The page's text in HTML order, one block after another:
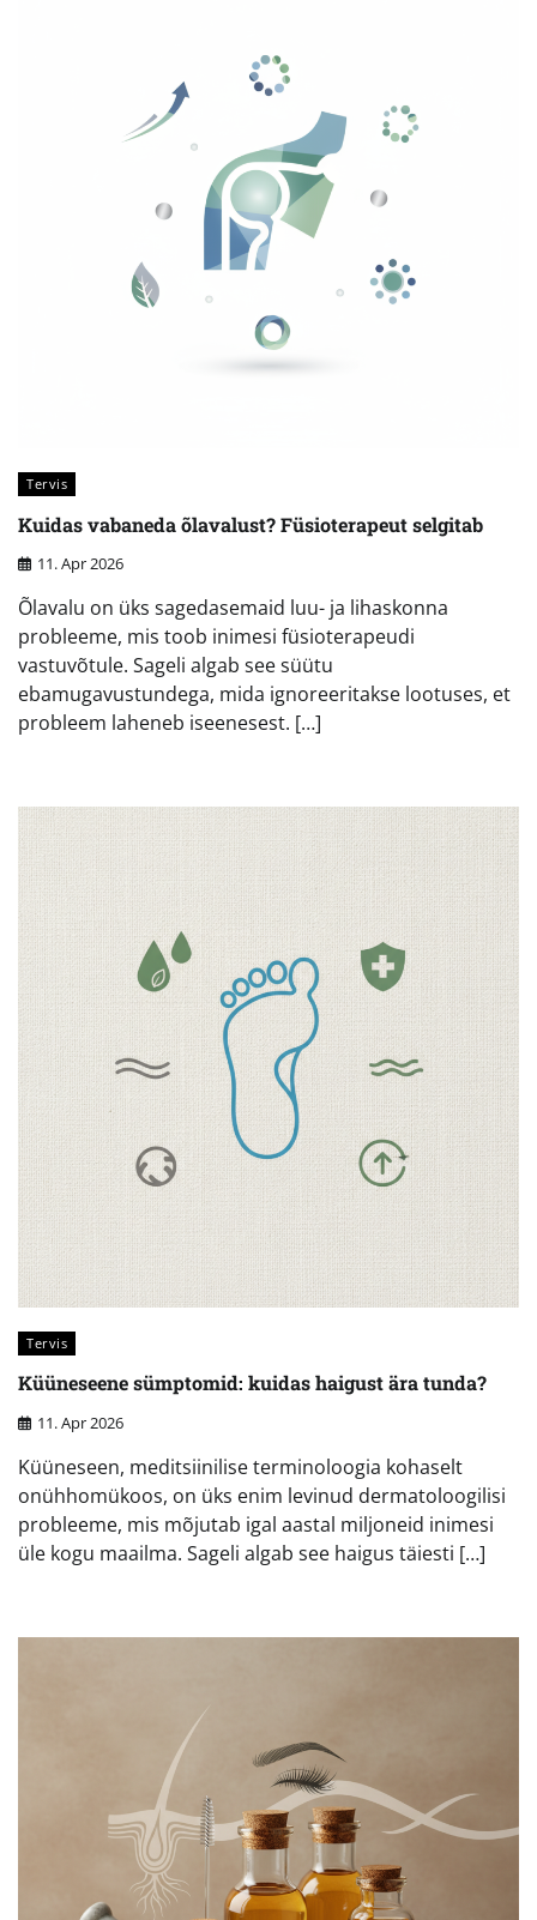
Tervis
Kuidas vabaneda õlavalust? Füsioterapeut selgitab
11. Apr 2026
Õlavalu on üks sagedasemaid luu- ja lihaskonna
probleeme, mis toob inimesi füsioterapeudi
vastuvõtule. Sageli algab see süütu
ebamugavustundega, mida ignoreeritakse lootuses, et
probleem laheneb iseenesest. […]
Tervis
Küüneseene sümptomid: kuidas haigust ära tunda?
11. Apr 2026
Küüneseen, meditsiinilise terminoloogia kohaselt
onühhomükoos, on üks enim levinud dermatoloogilisi
probleeme, mis mõjutab igal aastal miljoneid inimesi
üle kogu maailma. Sageli algab see haigus täiesti […]